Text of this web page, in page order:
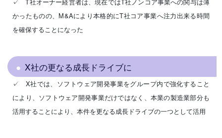
かったものの、M&Aにより本格的にT社コア事業へ注力出来る時間
を確保することになった
X社の更なる成長ドライブに
✓ X社では、ソフトウェア開発事業をグループ内で強化すること
により、ソフトウェア開発事業だけではなく、本業の製造業部分も
活用することにより、本件を更なる成長ドライブの一つとして活用